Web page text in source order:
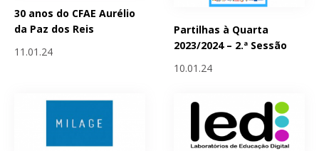
30 anos do CFAE Aurélio
da Paz dos Reis
11.01.24
Partilhas à Quarta
2023/2024 – 2.ª Sessão
10.01.24